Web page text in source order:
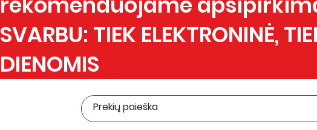
SVARBU: TIEK ELEKTRONINĖ,
DIENOMIS